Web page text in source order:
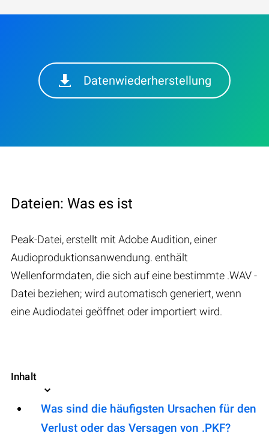
Datenwiederherstellung
Dateien: Was es ist
Peak-Datei, erstellt mit Adobe Audition, einer
Audioproduktionsanwendung. enthält
Wellenformdaten, die sich auf eine bestimmte .WAV -
Datei beziehen; wird automatisch generiert, wenn
eine Audiodatei geöffnet oder importiert wird.
Inhalt
Was sind die häufigsten Ursachen für den
Verlust oder das Versagen von .PKF?